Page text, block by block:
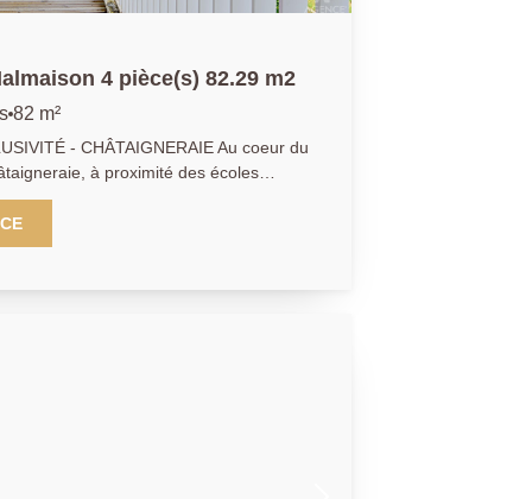
4 pièce(s) 82.29 m2
82 m²
- CHÂTAIGNERAIE Au coeur du
à proximité des écoles
des commerces, découvrez cet
en 2022, de 82.29m2 composé
moderne, sécurisée et